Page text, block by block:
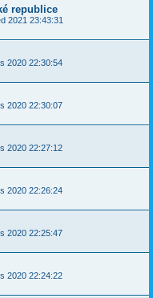
republice
2021 23:43:31
2020 22:30:54
2020 22:30:07
2020 22:27:12
2020 22:26:24
2020 22:25:47
2020 22:24:22